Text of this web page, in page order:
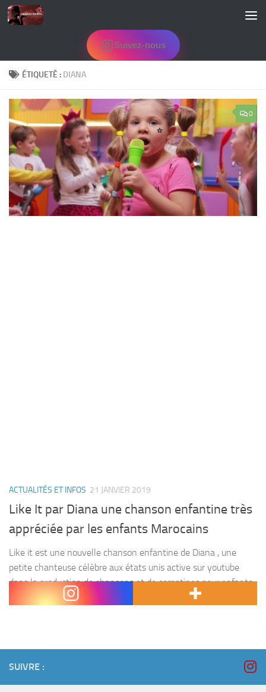
Skip to content
Suivez-nous
ÉTIQUETÉ : DIANA
0
ACTUALITÉS ET INFOS 21 JANVIER 2019
Like It par Diana une chanson enfantine très
appréciée par les enfants Marocains
Like it est une nouvelle chanson enfantine de Diana , une
petite chanteuse célèbre aux états unis active sur youtube
dans la production de chansons et de comptines pour enfants
depuis 2015. Ses vidéos...
SUIVRE :